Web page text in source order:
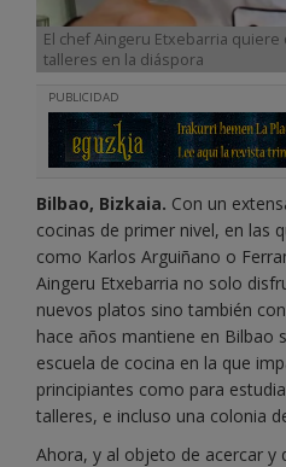
El chef Aingeru Etxebarria
talleres en la diáspora
PUBLICIDAD
Bilbao, Bizkaia. Con un
cocinas de primer nivel, en las
como Karlos Arguiñano o
Aingeru Etxebarria no solo
nuevos platos sino también
hace años mantiene en Bilbao
escuela de cocina en la que
principiantes como para
talleres, e incluso una colonia
Ahora, y al objeto de acercar y